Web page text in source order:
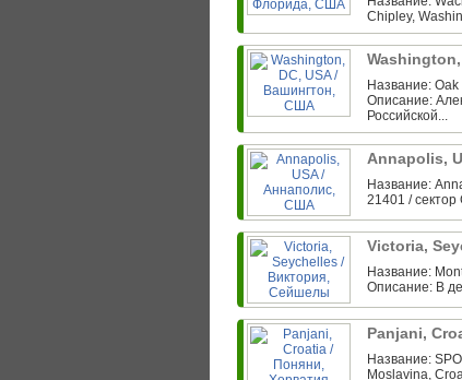
Chipley,
Название:
Описание:
Российской...
Annapolis,
Название:
21401 /
Victoria,
Название:
Описание: В
Panjani,
Название:
Moslavina,